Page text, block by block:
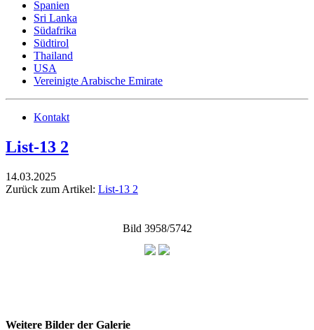
Spanien
Sri Lanka
Südafrika
Südtirol
Thailand
USA
Vereinigte Arabische Emirate
Kontakt
List-13 2
14.03.2025
Zurück zum Artikel: List-13 2
Bild 3958/5742
Weitere Bilder der Galerie